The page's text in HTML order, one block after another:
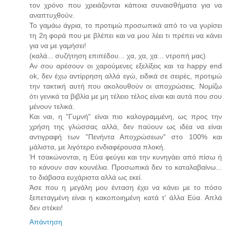
τον χρόνο που χρειάζονται κάποια συναισθήματα για να
αναπτυχθούν.
Το γαμάω άγρια, το προτιμώ προσωπικά από το να γυρίσει
τη 2η φορά που με βλέπει και να μου λέει τι πρέπει να κάνει
για να με γαμήσει!
(καλά... συζήτηση επιπέδου... χα, χα, χα... ντροπή μας)
Αν σου αρέσουν οι χαρούμενες εξελίξεις και τα happy end
ok, δεν έχω αντίρρηση αλλά εγώ, ειδικά σε σειρές, προτιμώ
την τακτική αυτή που ακολουθούν οι αποχρώσεις. Νομίζω
ότι γενικά τα βιβλία με μη τέλειο τέλος είναι και αυτά που σου
μένουν τελικά.
Και ναι, η "Γυμνή" είναι πιο καλογραμμένη, ως προς την
χρήση της γλώσσας αλλά, δεν παύουν ως ιδέα να είναι
αντιγραφή των "Πενήντα Αποχρώσεων" στο 100% και
μάλιστα, με λιγότερο ενδιαφέρουσα πλοκή.
Ή τσακώνονται, η Εύα φεύγει και την κυνηγάει από πίσω ή
το κάνουν σαν κουνέλια. Προσωπικά δεν το καταλαβαίνω...
το διάβασα ευχάριστα αλλά ως εκεί.
Άσε που η μεγάλη μου ένταση έχει να κάνει με το πόσο
ξεπεταγμένη είναι η κακοποιημένη κατά τ' άλλα Εύα. Απλά
δεν στέκει!
Απάντηση